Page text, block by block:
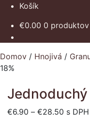
Košík
€0.00 0 produktov
Domov / Hnojivá /
18%
€6.90 – €28.50 Price
s DPH